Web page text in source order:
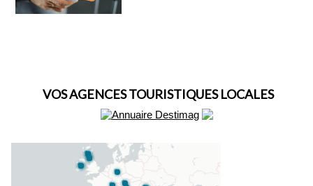
VOS AGENCES TOURISTIQUES LOCALES